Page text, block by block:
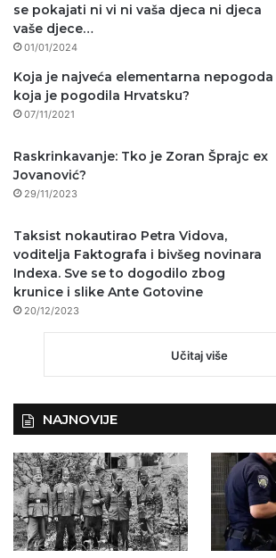
se pokajati ni vi ni vaša djeca ni djeca
vaše djece…
01/01/2024
Koja je najveća elementarna nepogoda
koja je pogodila Hrvatsku?
07/11/2021
Raskrinkavanje: Tko je Zoran Šprajc ex
Jovanović?
29/11/2023
Taksist nokautirao Petra Vidova,
voditelja Faktografa i bivšeg novinara
Indexa. Sve se to dogodilo zbog
krunice i slike Ante Gotovine
20/12/2023
Učitaj više
NAJNOVIJE